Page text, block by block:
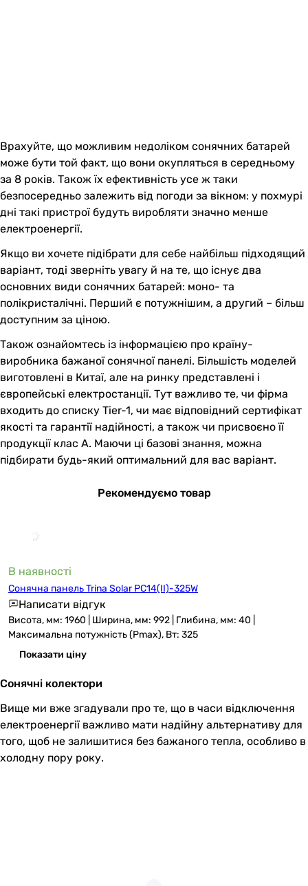
Врахуйте, що можливим недоліком сонячних батарей
може бути той факт, що вони окупляться в середньому
за 8 років. Також їх ефективність усе ж таки
безпосередньо залежить від погоди за вікном: у похмурі
дні такі пристрої будуть виробляти значно менше
електроенергії.
Якщо ви хочете підібрати для себе найбільш підходящий
варіант, тоді зверніть увагу й на те, що існує два
основних види сонячних батарей: моно- та
полікристалічні. Перший є потужнішим, а другий – більш
доступним за ціною.
Також ознайомтесь із інформацією про країну-
виробника бажаної сонячної панелі. Більшість моделей
виготовлені в Китаї, але на ринку представлені і
європейські електростанції. Тут важливо те, чи фірма
входить до списку Tier-1, чи має відповідний сертифікат
якості та гарантії надійності, а також чи присвоєно її
продукції клас А. Маючи ці базові знання, можна
підбирати будь-який оптимальний для вас варіант.
Рекомендуємо товар
В наявності
Сонячна панель Trina Solar PC14(II)-325W
Написати відгук
Висота, мм: 1960 | Ширина, мм: 992 | Глибина, мм: 40 |
Максимальна потужність (Pmax), Вт: 325
Показати ціну
Сонячні колектори
Вище ми вже згадували про те, що в часи відключення
електроенергії важливо мати надійну альтернативу для
того, щоб не залишитися без бажаного тепла, особливо в
холодну пору року.